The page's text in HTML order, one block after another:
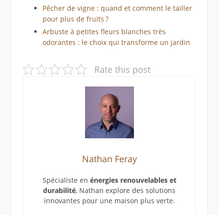
Pêcher de vigne : quand et comment le tailler
pour plus de fruits ?
Arbuste à petites fleurs blanches très
odorantes : le choix qui transforme un jardin
Rate this post
Nathan Feray
Spécialiste en énergies renouvelables et
durabilité, Nathan explore des solutions
innovantes pour une maison plus verte.